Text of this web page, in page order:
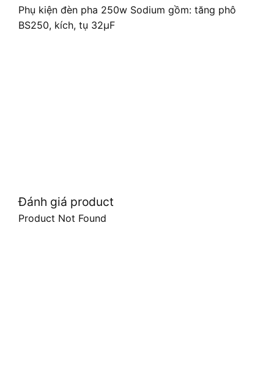
Phụ kiện đèn pha 250w Sodium gồm: tăng phô
BS250, kích, tụ 32µF
Đánh giá product
Product Not Found